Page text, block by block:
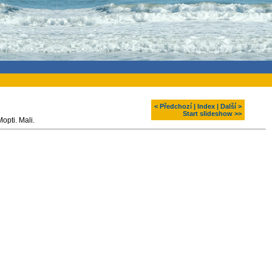
< Předchozí Index
Další >
Start slideshow >>
Mali.